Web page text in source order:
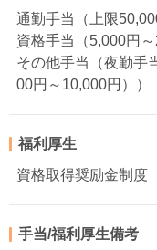
通勤手当（上限
資格手当（5,000円～
その他手当（夜勤手
00円～10,000円））
福利厚生
資格取得奨励金制度
手当/福利厚生備考